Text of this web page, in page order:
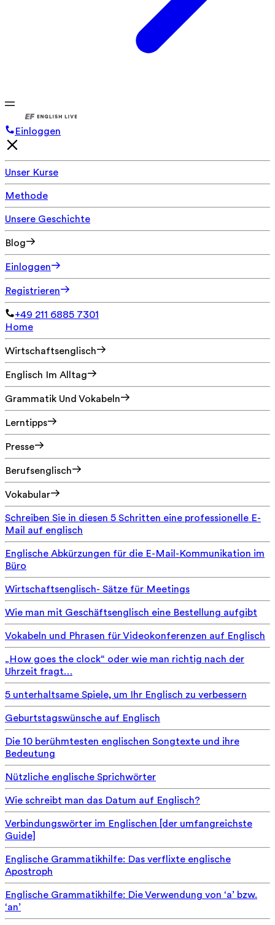
Einloggen
Unser Kurse
Methode
Unsere Geschichte
Blog
Einloggen
Registrieren
+49 211 6885 7301
Home
Wirtschaftsenglisch
Englisch Im Alltag
Grammatik Und Vokabeln
Lerntipps
Presse
Berufsenglisch
Vokabular
Schreiben Sie in diesen 5 Schritten eine professionelle E-
Mail auf englisch
Englische Abkürzungen für die E-Mail-Kommunikation im
Büro
Wirtschaftsenglisch- Sätze für Meetings
Wie man mit Geschäftsenglisch eine Bestellung aufgibt
Vokabeln und Phrasen für Videokonferenzen auf Englisch
„How goes the clock“ oder wie man richtig nach der
Uhrzeit fragt…
5 unterhaltsame Spiele, um Ihr Englisch zu verbessern
Geburtstagswünsche auf Englisch
Die 10 berühmtesten englischen Songtexte und ihre
Bedeutung
Nützliche englische Sprichwörter
Wie schreibt man das Datum auf Englisch?
Verbindungswörter im Englischen [der umfangreichste
Guide]
Englische Grammatikhilfe: Das verflixte englische
Apostroph
Englische Grammatikhilfe: Die Verwendung von ‘a’ bzw.
‘an’